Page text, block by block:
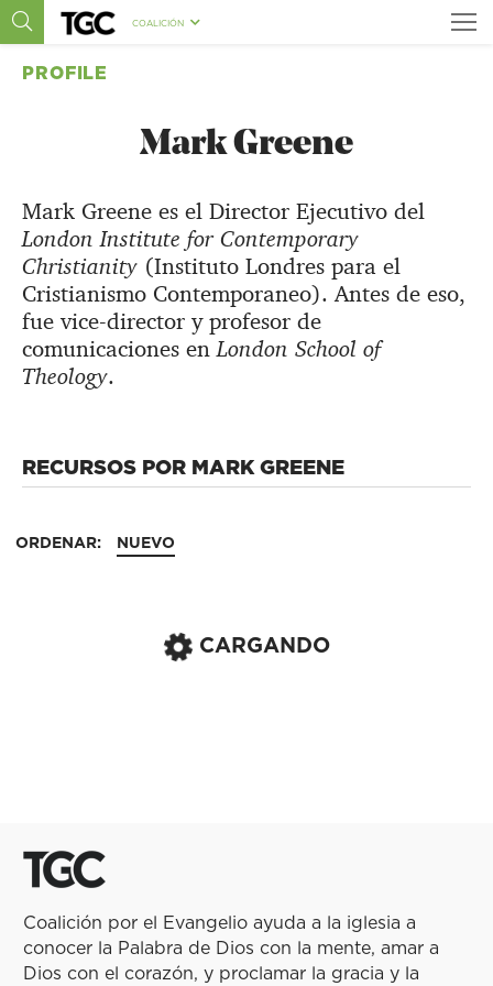
COALICIÓN
PROFILE
Mark Greene
Mark Greene es el Director Ejecutivo del
London Institute for Contemporary
Christianity (Instituto Londres para el
Cristianismo Contemporaneo). Antes de eso,
fue vice-director y profesor de
comunicaciones enLondon School of
Theology.
RECURSOS POR MARK GREENE
ORDENAR: NUEVO
CARGANDO
Coalición por el Evangelio ayuda a la iglesia a
conocer la Palabra de Dios con la mente, amar a
Dios con el corazón, y proclamar la gracia y la